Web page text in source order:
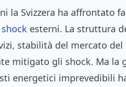
la Svizzera ha affrontato
shock esterni. La struttura
stabilità del mercato
mitigato gli shock. Ma la
energetici imprevedibili